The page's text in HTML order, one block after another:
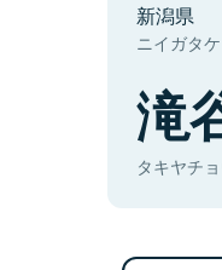
新潟県
ニイガタ
滝
タキヤチ